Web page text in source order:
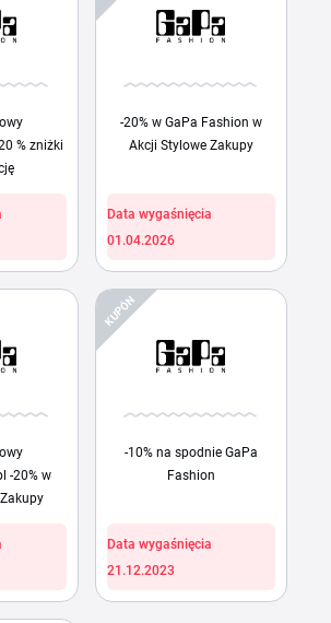
% zniżki
-20% w GaPa Fashion w
Akcji Stylowe Zakupy
Data wygaśnięcia
01.04.2026
-20% w
KUPÓN
-10% na spodnie GaPa
Fashion
Data wygaśnięcia
21.12.2023